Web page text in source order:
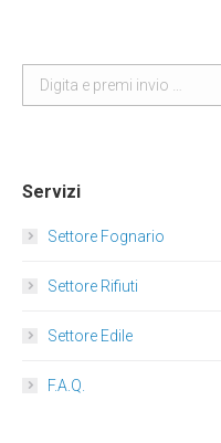
Search:
Servizi
Settore Fognario
Settore Rifiuti
Settore Edile
F.A.Q.